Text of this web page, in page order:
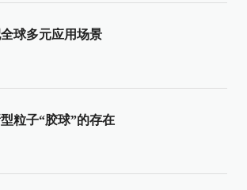
球多元应用场景
粒子“胶球”的存在